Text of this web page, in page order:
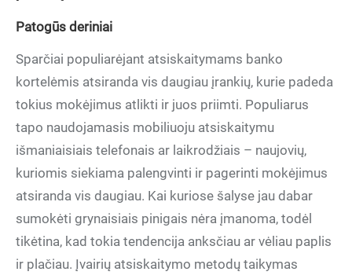
Patogūs deriniai
Sparčiai populiarėjant atsiskaitymams banko
kortelėmis atsiranda vis daugiau įrankių, kurie padeda
tokius mokėjimus atlikti ir juos priimti. Populiarus
tapo naudojamasis mobiliuoju atsiskaitymu
išmaniaisiais telefonais ar laikrodžiais – naujovių,
kuriomis siekiama palengvinti ir pagerinti mokėjimus
atsiranda vis daugiau. Kai kuriose šalyse jau dabar
sumokėti grynaisiais pinigais nėra įmanoma, todėl
tikėtina, kad tokia tendencija anksčiau ar vėliau paplis
ir plačiau. Įvairių atsiskaitymo metodų taikymas